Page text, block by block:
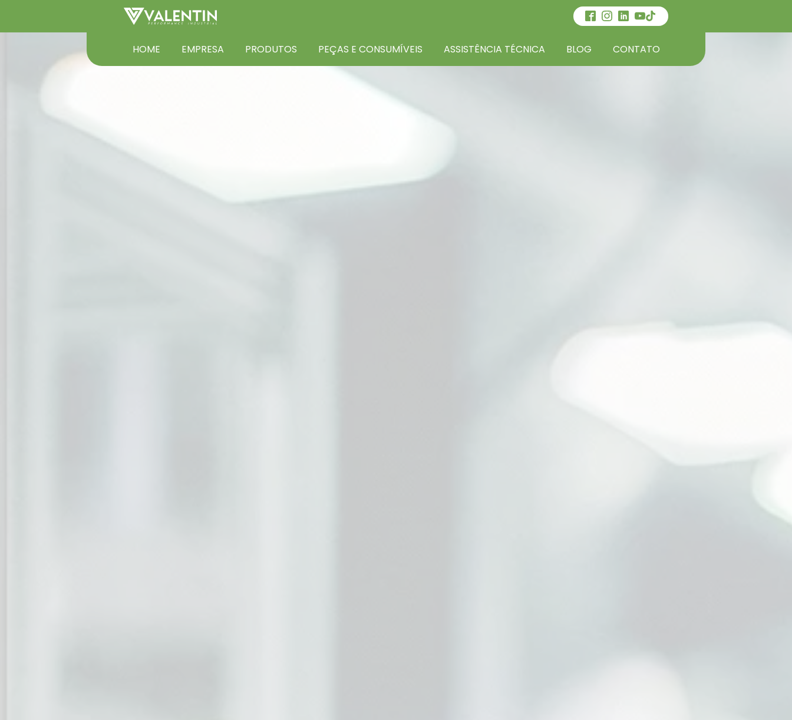
HOME EMPRESA PRODUTOS PEÇAS E CONSUMÍVEIS ASSISTÊNCIA TÉCNICA BLOG CONTATO